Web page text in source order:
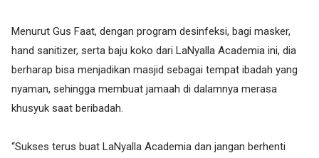
Menurut Gus Faat, dengan program desinfeksi, bagi masker,
hand sanitizer, serta baju koko dari LaNyalla Academia ini, dia
berharap bisa menjadikan masjid sebagai tempat ibadah yang
nyaman, sehingga membuat jamaah di dalamnya merasa
khusyuk saat beribadah.
“Sukses terus buat LaNyalla Academia dan jangan berhenti